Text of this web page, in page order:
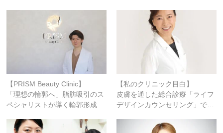
【PRISM Beauty Clinic】
「理想の輪郭へ」脂肪吸引のス
ペシャリストが導く輪郭形成
【私のクリニック目白】
皮膚を通した総合診療「ライフ
デザインカウンセリング」で…